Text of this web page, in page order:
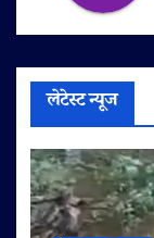
लेटेस्ट न्यूज